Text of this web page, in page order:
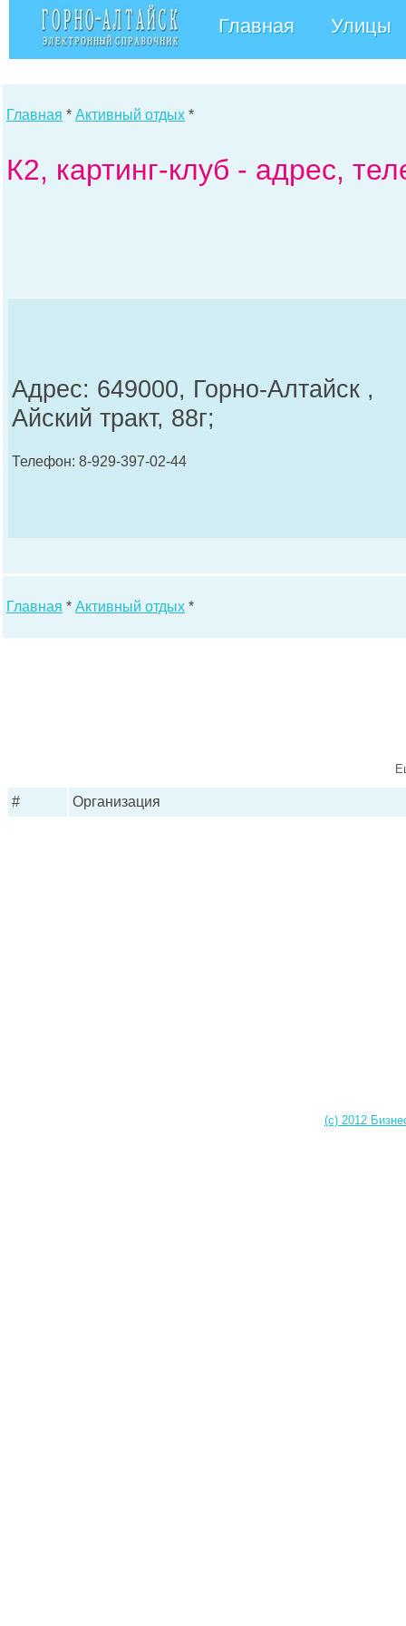
Главная Улицы
Главная * Активный отдых *
К2, картинг-клуб - адрес,
Адрес: 649000, Горно-Алтайск ,
Айский тракт, 88г;
Телефон: 8-929-397-02-44
Главная * Активный отдых *
# Организация
(c) 2012